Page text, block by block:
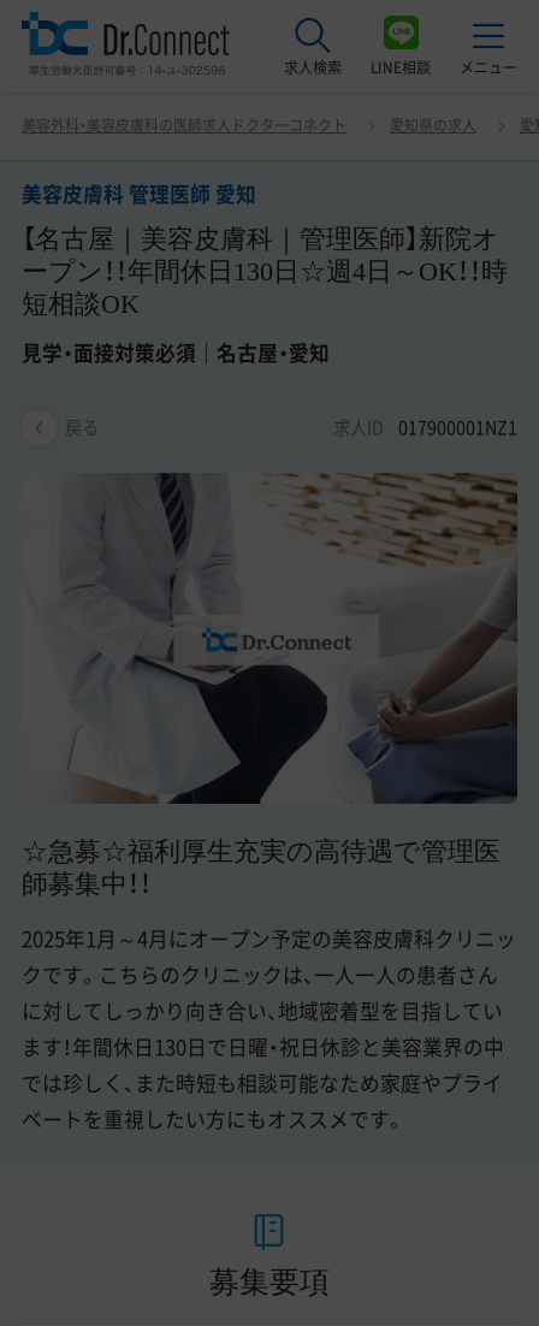
求人検索 LINE相談 メニュー
美容クリニック見学ご希望の方はこちら
サービス紹介
ドクターコネクトの強み
エージェント紹介
常勤求人一覧
非常勤・アルバイト求人一覧
美容医療医師の転職お役立ちコンテンツ
美容クリニック見学・研修情報
美容外科・美容皮膚科の医師転職体験談
美容クリニックインタビュー
美容医療の転職お役立ち記事
よくあるご質問
医師採用ご担当者様・その他問い合わせ
美容外科・美容皮膚科の医師求人ドクターコネクト 愛知県の求人 愛
美容皮膚科 管理医師 愛知
【名古屋｜美容皮膚科｜管理医師】新院オ
ープン！！年間休日130日☆週4日～OK！！時
短相談OK
見学・面接対策必須｜名古屋・愛知
戻る 求人ID 017900001NZ1
☆急募☆福利厚生充実の高待遇で管理医
師募集中！！
2025年1月～4月にオープン予定の美容皮膚科クリニッ
クです。こちらのクリニックは、一人一人の患者さん
に対してしっかり向き合い、地域密着型を目指してい
ます！年間休日130日で日曜・祝日休診と美容業界の中
では珍しく、また時短も相談可能なため家庭やプライ
ベートを重視したい方にもオススメです。
美容皮膚科 管理医師 愛知 【名古屋｜美容皮膚科｜管理医
師】新院オープン！！年間休日130日☆週4日～OK！！時短相
募集要項